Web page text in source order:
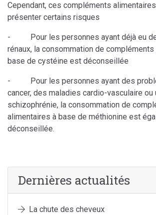
Cependant, ces compléments
présenter certains risques
- Pour les personnes ayant déjà eu
rénaux, la consommation de
base de cystéine est déconseillée
- Pour les personnes ayant des
cancer, des maladies cardio-vasculaire ou
schizophrénie, la consommation de
alimentaires à base de méthionine est
déconseillée.
Dernières actualités
La chute des cheveux